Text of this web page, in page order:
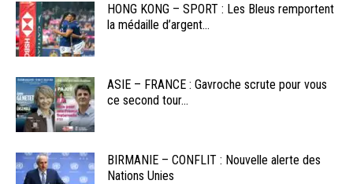
HONG KONG – SPORT : Les Bleus remportent
la médaille d’argent...
ASIE – FRANCE : Gavroche scrute pour vous
ce second tour...
BIRMANIE – CONFLIT : Nouvelle alerte des
Nations Unies